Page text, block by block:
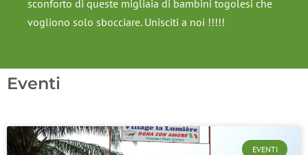
sconforto di queste migliaia di bambini togolesi che
vogliono solo sbocciare. Unisciti a noi !!!!!
Eventi
EVENTI